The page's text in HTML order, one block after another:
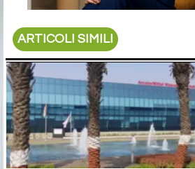
ARTICOLI SIMILI